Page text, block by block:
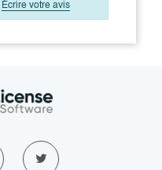
Écrire votre avis